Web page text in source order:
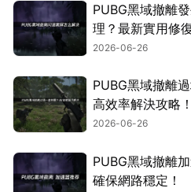
PUBG黑域撤離
理？最新實用修
2026-06-26
PUBG黑域撤離
高效率解決攻略！
2026-06-26
PUBG黑域撤離
確保網路穩定！